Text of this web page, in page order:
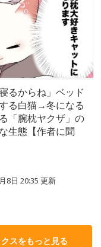
るからね」ベッド
る白猫→冬になる
「腕枕ヤクザ」の
生態【作者に聞
8日 20:35 更新
スをもっと見る